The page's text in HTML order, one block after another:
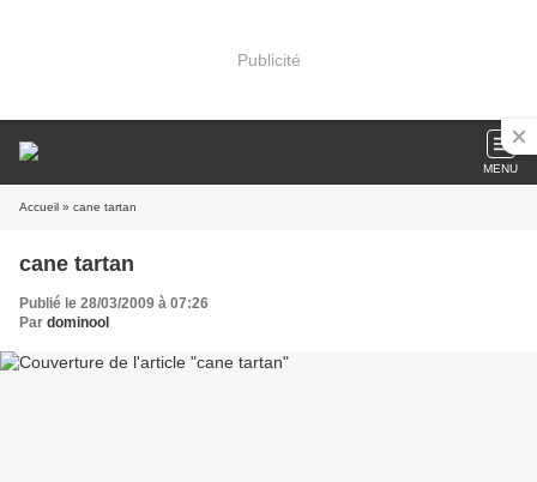
Publicité
MENU
Accueil » cane tartan
cane tartan
Publié le 28/03/2009 à 07:26
Par dominool